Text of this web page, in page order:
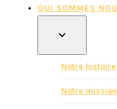
QUI SOMMES
Notre histoire
Notre mission